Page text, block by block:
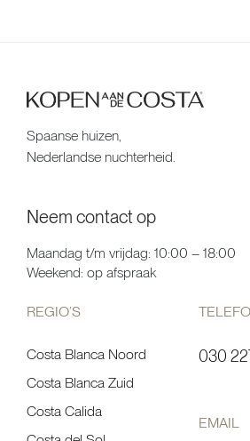
Spaanse huizen,
Nederlandse nuchterheid.
Neem contact op
Maandag t/m vrijdag: 10:00 – 18:00
Weekend: op afspraak
REGIO’S
Costa Blanca Noord
Costa Blanca Zuid
Costa Calida
030
EMAIL